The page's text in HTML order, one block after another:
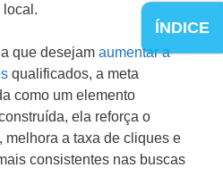
ÍNDICE
local.
que desejam aumentar a
qualificados, a meta
como um elemento
ela reforça o
melhora a taxa de cliques e
consistentes nas buscas